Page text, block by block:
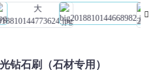
钻石刷（石材专用）